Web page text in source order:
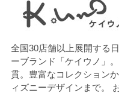
全国30店舗以上展開する
ーブランド「ケイウノ」
貫。豊富なコレクション
ィズニーデザインまで。